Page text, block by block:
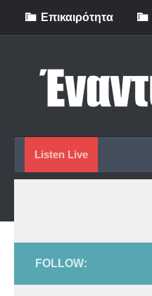
Skip to content
Eπικαιρότητα
Listen Live
FOLLOW: